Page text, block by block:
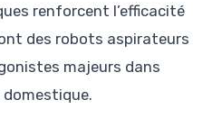
renforcent l’efficacité
des robots aspirateurs
majeurs dans